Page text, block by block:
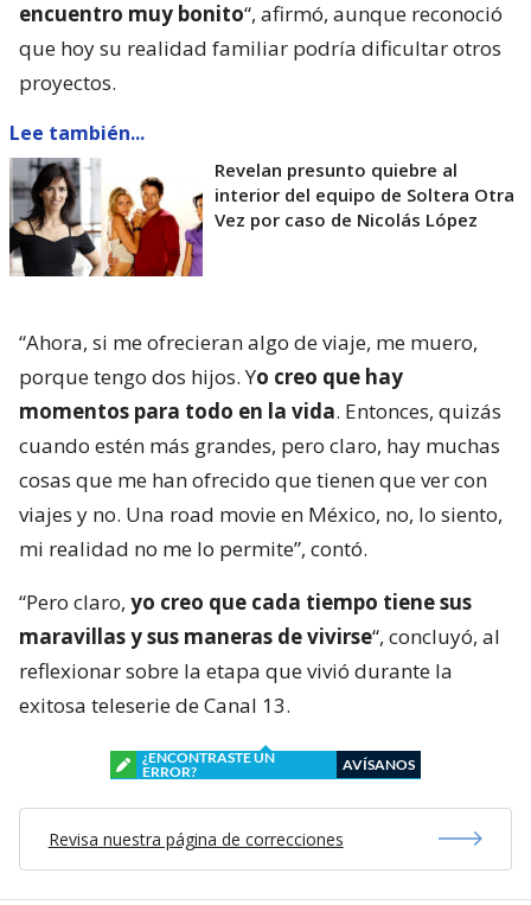
encuentro muy bonito“, afirmó, aunque reconoció
que hoy su realidad familiar podría dificultar otros
proyectos.
Lee también...
Revelan presunto quiebre al
interior del equipo de Soltera Otra
Vez por caso de Nicolás López
“Ahora, si me ofrecieran algo de viaje, me muero,
porque tengo dos hijos. Yo creo que hay
momentos para todo en la vida. Entonces, quizás
cuando estén más grandes, pero claro, hay muchas
cosas que me han ofrecido que tienen que ver con
viajes y no. Una road movie en México, no, lo siento,
mi realidad no me lo permite”, contó.
“Pero claro, yo creo que cada tiempo tiene sus
maravillas y sus maneras de vivirse“, concluyó, al
reflexionar sobre la etapa que vivió durante la
exitosa teleserie de Canal 13.
¿ENCONTRASTE UN
ERROR?
AVÍSANOS
Revisa nuestra página de correcciones